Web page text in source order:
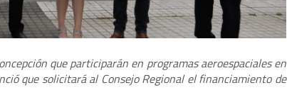
que participarán en programas aeroespaciales en
que solicitará al Consejo Regional el financiamiento de